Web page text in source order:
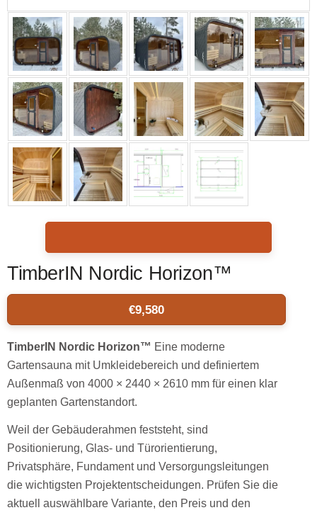
TimberIN Nordic Horizon™
€9,580
TimberIN Nordic Horizon™ Eine moderne
Gartensauna mit Umkleidebereich und definiertem
Außenmaß von 4000 × 2440 × 2610 mm für einen klar
geplanten Gartenstandort.
Weil der Gebäuderahmen feststeht, sind
Positionierung, Glas- und Türorientierung,
Privatsphäre, Fundament und Versorgungsleitungen
die wichtigsten Projektentscheidungen. Prüfen Sie die
aktuell auswählbare Variante, den Preis und den